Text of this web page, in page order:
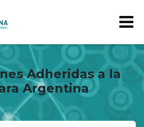
Adheridas a la
Argentina